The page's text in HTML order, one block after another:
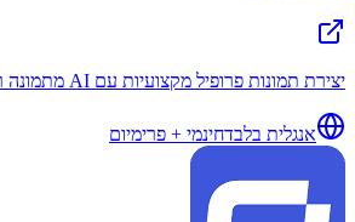
יצירת תמונות פרופיל מקצועיות עם AI מתמונה רגילה.
אנגלית בלבדחינמי + פרימיום